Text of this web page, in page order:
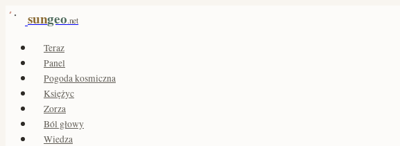
sungeo.net
Teraz
Panel
Pogoda kosmiczna
Księżyc
Zorza
Ból głowy
Wiedza